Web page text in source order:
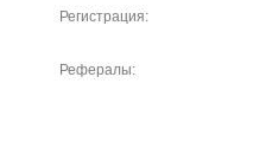
Регистрация
Рефералы